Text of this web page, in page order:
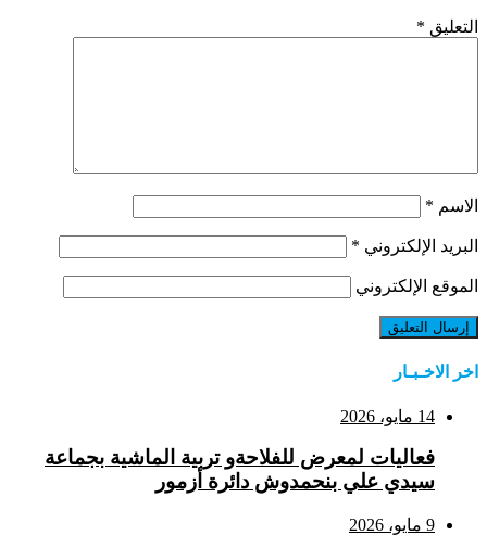
التعليق *
الاسم *
البريد الإلكتروني *
الموقع الإلكتروني
اخر الاخـبـار
14 مايو، 2026
فعاليات لمعرض للفلاحةو تربية الماشية بجماعة
سيدي علي بنحمدوش دائرة أزمور
9 مايو، 2026